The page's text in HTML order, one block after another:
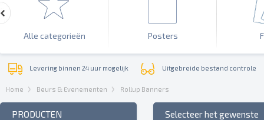
Alle categorieën Posters
Levering binnen 24 uur mogelijk Uitgebreide bestand controle
Home Beurs & Evenementen Rollup Banners
PRODUCTEN Selecteer het gewenste